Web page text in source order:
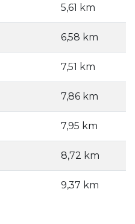
5,61 km
6,58 km
7,51 km
7,86 km
7,95 km
8,72 km
9,37 km